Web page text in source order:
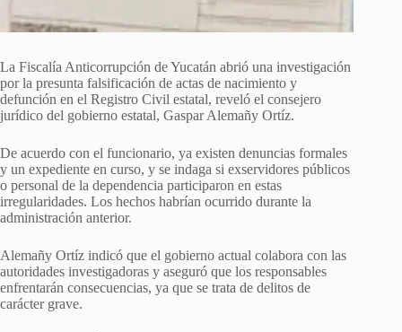
La Fiscalía Anticorrupción de Yucatán abrió una investigación
por la presunta falsificación de actas de nacimiento y
defunción en el Registro Civil estatal, reveló el consejero
jurídico del gobierno estatal, Gaspar Alemañy Ortíz.
De acuerdo con el funcionario, ya existen denuncias formales
y un expediente en curso, y se indaga si exservidores públicos
o personal de la dependencia participaron en estas
irregularidades. Los hechos habrían ocurrido durante la
administración anterior.
Alemañy Ortíz indicó que el gobierno actual colabora con las
autoridades investigadoras y aseguró que los responsables
enfrentarán consecuencias, ya que se trata de delitos de
carácter grave.